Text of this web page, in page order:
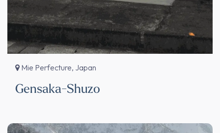
Mie Perfecture, Japan
Gensaka-Shuzo